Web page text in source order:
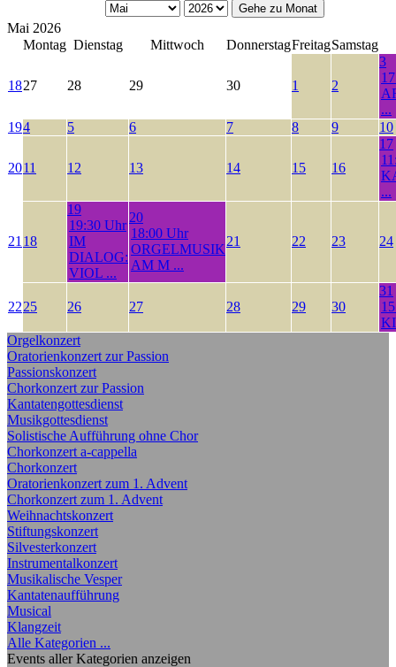
Gehe zu Monat
Mai 2026
Montag Dienstag Mittwoch DonnerstagFreitagSamstag
1827 28 29 30 1 2
3
...
194 5 6 7 8 9 10
2011 12 13 14 15 16
17
...
21 18
19
19:30 Uhr
IM
DIALOG:
VIOL ...
20
18:00 Uhr
ORGELMUSIK
AM M ...
21 22 23 24
2225 26 27 28 29 30
31
Orgelkonzert
Oratorienkonzert zur Passion
Passionskonzert
Chorkonzert zur Passion
Kantatengottesdienst
Musikgottesdienst
Solistische Aufführung ohne Chor
Chorkonzert a-cappella
Chorkonzert
Oratorienkonzert zum 1. Advent
Chorkonzert zum 1. Advent
Weihnachtskonzert
Stiftungskonzert
Silvesterkonzert
Instrumentalkonzert
Musikalische Vesper
Kantatenaufführung
Musical
Klangzeit
Alle Kategorien ...
Events aller Kategorien anzeigen